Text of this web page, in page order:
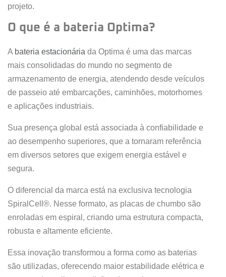
projeto.
O que é a bateria Optima?
A bateria estacionária da Optima é uma das marcas
mais consolidadas do mundo no segmento de
armazenamento de energia, atendendo desde veículos
de passeio até embarcações, caminhões, motorhomes
e aplicações industriais.
Sua presença global está associada à confiabilidade e
ao desempenho superiores, que a tornaram referência
em diversos setores que exigem energia estável e
segura.
O diferencial da marca está na exclusiva tecnologia
SpiralCell®. Nesse formato, as placas de chumbo são
enroladas em espiral, criando uma estrutura compacta,
robusta e altamente eficiente.
Essa inovação transformou a forma como as baterias
são utilizadas, oferecendo maior estabilidade elétrica e